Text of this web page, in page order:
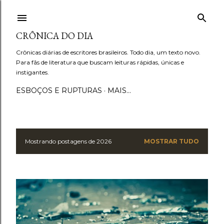
CRÔNICA DO DIA
Crônicas diárias de escritores brasileiros. Todo dia, um texto novo.
Para fãs de literatura que buscam leituras rápidas, únicas e
instigantes.
ESBOÇOS E RUPTURAS MAIS…
P
s
t
Mostrando postagens de 2026 MOSTRAR TUDO